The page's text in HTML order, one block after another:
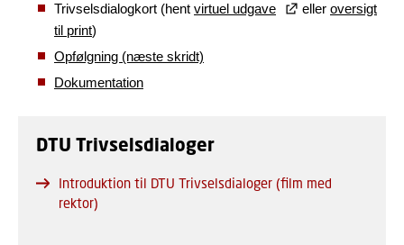
Trivselsdialogkort (hent virtuel udgave eller oversigt
til print)
Opfølgning (næste skridt)
Dokumentation
DTU Trivselsdialoger
Introduktion til DTU Trivselsdialoger (film med
rektor)